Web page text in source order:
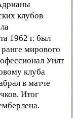
клубов
1962 г. был
мирового
Уилт
клуба
в матче
Итог